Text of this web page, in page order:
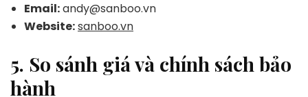
Email:andy@sanboo.vn
Website:sanboo.vn
5. So sánh giá và chính sách bảo
hành